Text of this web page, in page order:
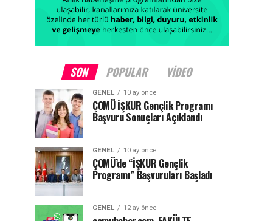
SON POPULAR VIDEO
GENEL 10 ay önce
ÇOMÜ İŞKUR Gençlik Programı
Başvuru Sonuçları Açıklandı
GENEL 10 ay önce
ÇOMÜ’de “İŞKUR Gençlik
Programı” Başvuruları Başladı
GENEL 12 ay önce